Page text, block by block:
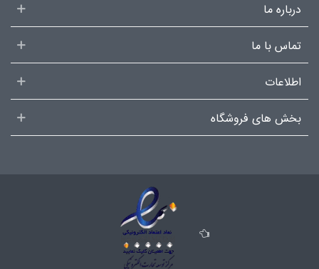
درباره ما
تماس با ما
اطلاعات
بخش های فروشگاه